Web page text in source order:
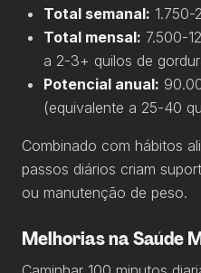
Total semanal: 1.750-
Total mensal: 7.500-
a 2-3+ quilos de
Potencial anual:
(equivalente a 25-40
Combinado com hábitos
passos diários criam
ou manutenção de peso.
Melhorias na Saúde